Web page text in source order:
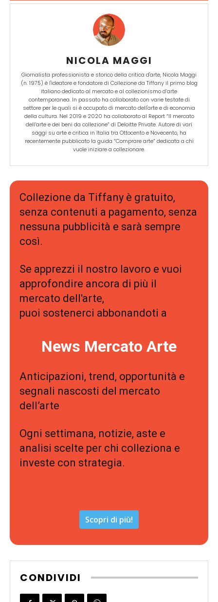
NICOLA MAGGI
Giornalista professionista e storico della critica d'arte, Nicola Maggi
(n. 1975) è l'ideatore e fondatore di Collezione da Tiffany il primo blog
italiano dedicato al mercato e al collezionismo d’arte
contemporanea. In passato ha collaborato con varie testate di
settore per le quali si è occupato di mercato dell'arte e di economia
della cultura. Nel 2019 e 2020 ha collaborato al Report “Il mercato
dell’arte e dei beni da collezione” di Deloitte Private. Autore di vari
saggi su arte e critica in Italia tra Ottocento e Novecento, ha
recentemente pubblicato la guida “Comprare arte” dedicata a chi
vuole iniziare a collezionare.
Collezione da Tiffany è gratuito,
senza contenuti a pagamento, senza
nessuna pubblicità e sarà sempre
così.
Se apprezzi il nostro lavoro e vuoi
approfondire ancora di più il
mercato dell'arte,
puoi sostenerci abbonandoti a
News Mercato Arte
Anticipazioni, trend, opportunità e
segnali nascosti del mercato
dell’arte
Ogni settimana, notizie, aste e
analisi scelte per chi colleziona e
investe con strategia.
Scopri di più!
CONDIVIDI